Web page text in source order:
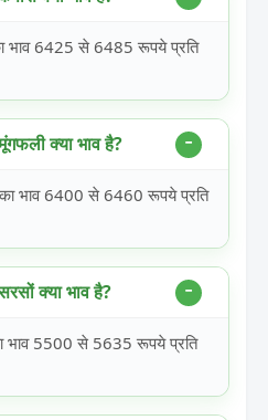
6425 से 6485 रूपये प्रति
क्या भाव है?
भाव 6400 से 6460 रूपये प्रति
क्या भाव है?
5500 से 5635 रूपये प्रति